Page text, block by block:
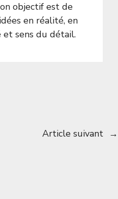
objectif est de
en réalité, en
sens du détail.
Article suivant →